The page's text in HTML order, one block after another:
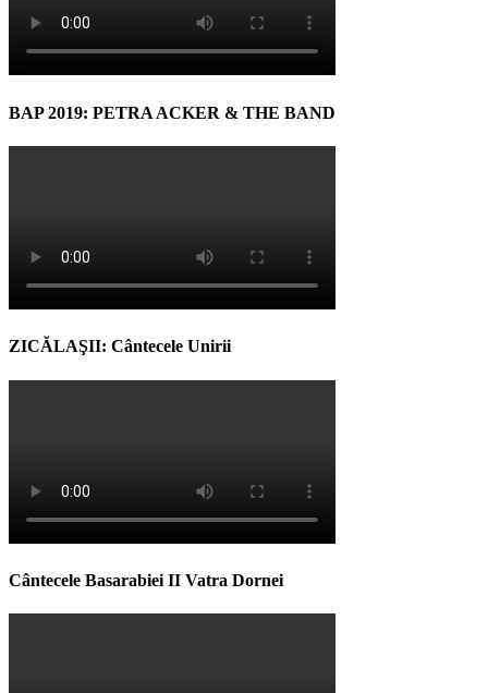
BAP 2019: PETRA ACKER & THE BAND
ZICĂLAŞII: Cântecele Unirii
Cântecele Basarabiei II Vatra Dornei